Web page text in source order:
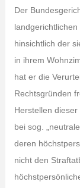
Der
hinsichtlich der
in ihrem
hat er die
Rechtsgründen
Herstellen
bei sog.
deren
nicht den